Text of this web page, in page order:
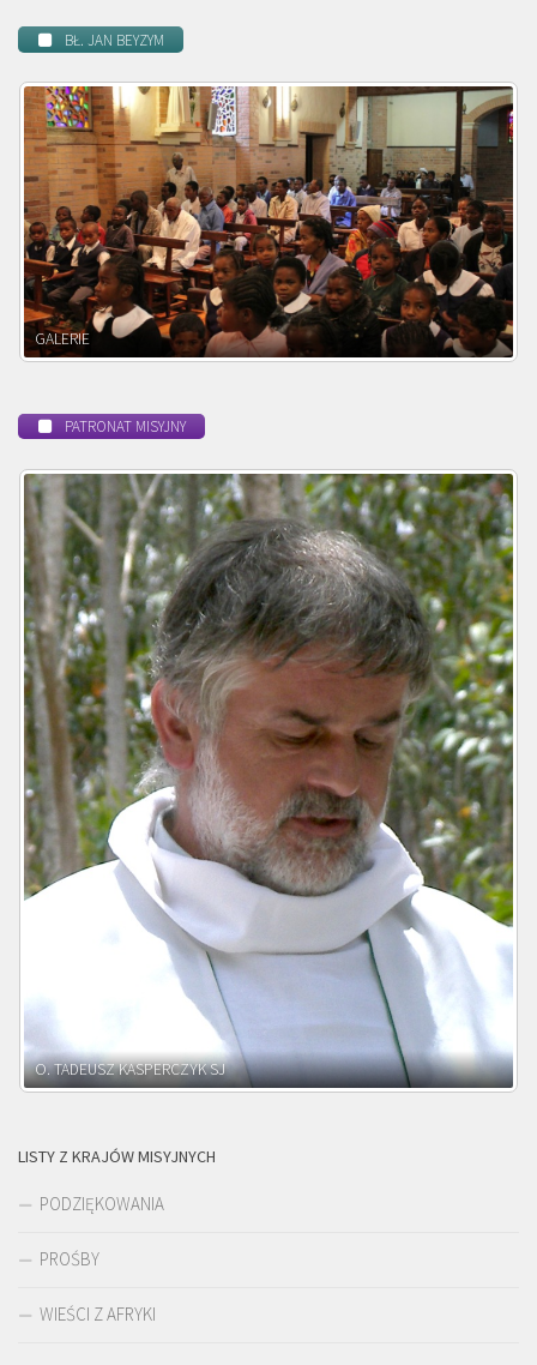
BŁ. JAN BEYZYM
POWOŁANIE MISYJNE
PATRONAT MISYJNY
O. ADNRZEJ LEŚNIARA SJ
LISTY Z KRAJÓW MISYJNYCH
PODZIĘKOWANIA
PROŚBY
WIEŚCI Z AFRYKI